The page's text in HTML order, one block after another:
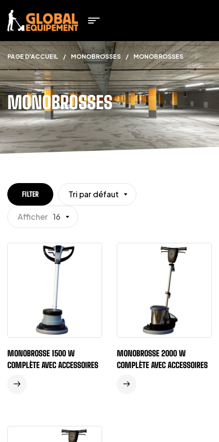
MONOBROSSES
PAGE D'ACCUEIL / MONOBROSSES / MONOBROSSES
FILTER Tri par défaut
Afficher 16
MONOBROSSE 1500 W
COMPLÈTE AVEC ACCESSOIRES
MONOBROSSE 2000 W
COMPLÈTE AVEC ACCESSOIRES